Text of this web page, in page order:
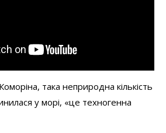
така неприродна кількість
у морі, «це техногенна